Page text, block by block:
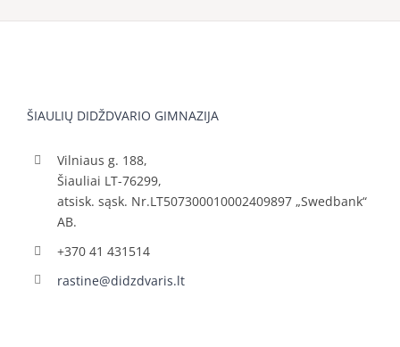
ŠIAULIŲ DIDŽDVARIO GIMNAZIJA
Vilniaus g. 188,
Šiauliai LT-76299,
atsisk. sąsk. Nr.LT507300010002409897 „Swedbank“
AB.
+370 41 431514
rastine@didzdvaris.lt